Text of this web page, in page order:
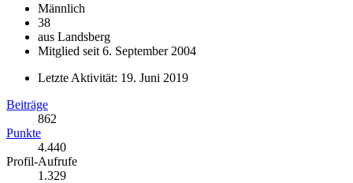
Männlich
38
aus Landsberg
Mitglied seit 6. September 2004
Letzte Aktivität: 19. Juni 2019
Beiträge
862
Punkte
4.440
Profil-Aufrufe
1.329